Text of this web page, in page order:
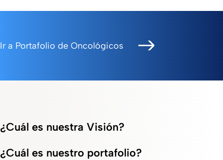
Ir a Portafolio de Oncológicos
¿Cuál es nuestra Visión?
¿Cuál es nuestro portafolio?